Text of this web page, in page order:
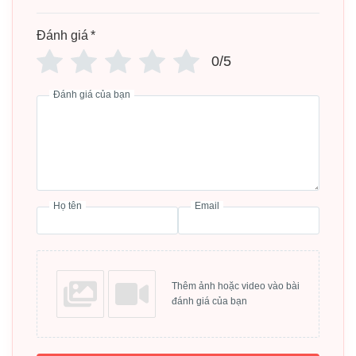
Mục lục bài viết
Mô tả sản phẩm set ăn dặm sợi tre 5 món
Đánh giá *
0/5
Đánh giá của bạn
Họ tên Email
Thêm ảnh hoặc video vào bài
đánh giá của bạn